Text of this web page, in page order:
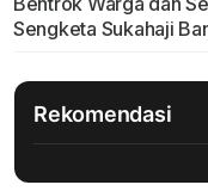
Sengketa Sukahaji
Rekomendasi